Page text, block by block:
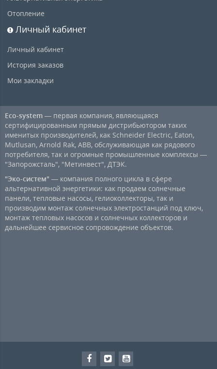
Отопление
Личный кабинет
Личный кабинет
История заказов
Мои закладки
Eco-system — первая компания, являющаяся
сертифицированным прямым дистрибьютором таких
именитых производителей, как Schneider Electric, Eaton,
Mutlusan, Arnold Rak, ABB, обслуживающая как рядового
потребителя, так и огромные промышленные комплексы —
"Запорожсталь", "Метинвест", ДТЭК.
"Эко-систем" — компания полного цикла в сфере
альтернативной энергетики: как продаем солнечные
панели, тепловые насосы, гелиоколлекторы, так и
производим монтаж солнечных электростанций под ключ,
монтаж тепловых насосов и солнечных коллекторов и
дальнейшее сервисное сопровождение объектов.